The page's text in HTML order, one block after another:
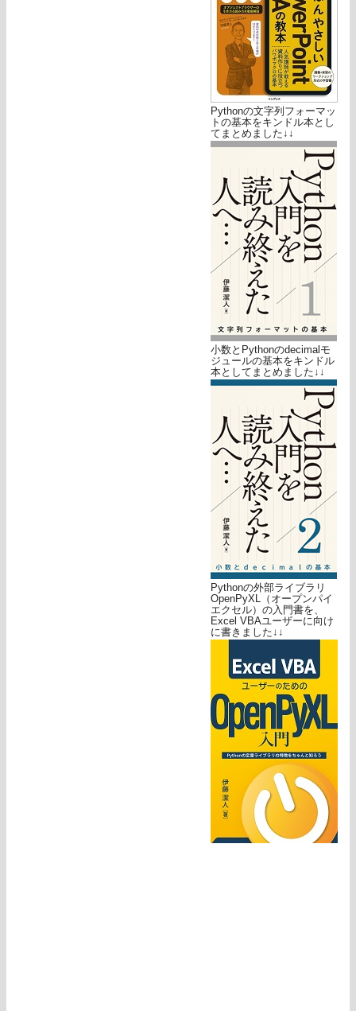
Pythonの文字列フォーマッ
トの基本をキンドル本とし
てまとめました↓↓
小数とPythonのdecimalモ
ジュールの基本をキンドル
本としてまとめました↓↓
Pythonの外部ライブラリ
OpenPyXL（オープンパイ
エクセル）の入門書を、
Excel VBAユーザーに向け
に書きました↓↓